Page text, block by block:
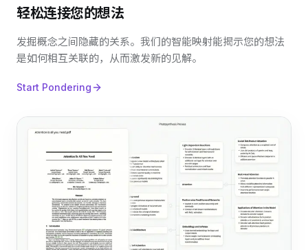
轻松连接您的想法
发掘概念之间隐藏的关系。我们的智能映射能揭示您的想法
是如何相互关联的，从而激发新的见解。
Start Pondering